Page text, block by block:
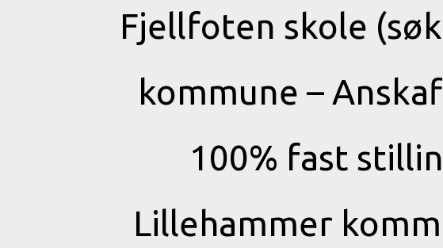
Fjellfoten skole
kommune –
100% fast
Lillehammer